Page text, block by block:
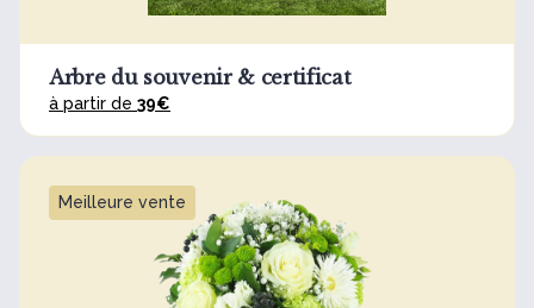
Arbre du souvenir & certificat
à partir de 39€
Meilleure vente